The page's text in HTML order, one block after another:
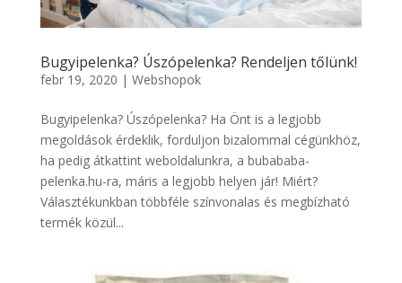
Bugyipelenka? Úszópelenka? Rendeljen tőlünk!
febr 19, 2020 | Webshopok
Bugyipelenka? Úszópelenka? Ha Önt is a legjobb
megoldások érdeklik, forduljon bizalommal cégünkhöz,
ha pedig átkattint weboldalunkra, a bubababa-
pelenka.hu-ra, máris a legjobb helyen jár! Miért?
Választékunkban többféle színvonalas és megbízható
termék közül...